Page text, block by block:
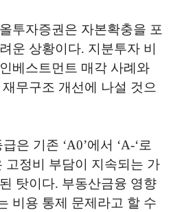
투자증권은 자본확충을 포
운 상황이다. 지분투자 비
베스트먼트 매각 사례와
무구조 개선에 나설 것으
은 기존 ‘A0’에서 ‘A-‘로
고정비 부담이 지속되는 가
탓이다. 부동산금융 영향
비용 통제 문제라고 할 수